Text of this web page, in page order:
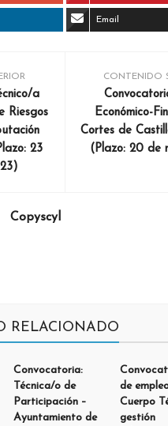
Email
a
Riesgos
23
CONTENIDO
Económico-
Cortes de
(Plazo: 20 de
Copyscyl
RELACIONADO
Convocatoria:
Técnica/o de
Participación –
Ayuntamiento de
de
Cuerpo
gestión